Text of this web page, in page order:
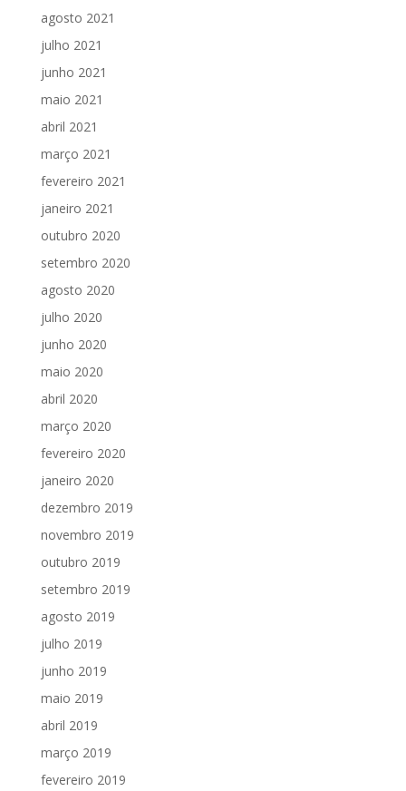
agosto 2021
julho 2021
junho 2021
maio 2021
abril 2021
março 2021
fevereiro 2021
janeiro 2021
outubro 2020
setembro 2020
agosto 2020
julho 2020
junho 2020
maio 2020
abril 2020
março 2020
fevereiro 2020
janeiro 2020
dezembro 2019
novembro 2019
outubro 2019
setembro 2019
agosto 2019
julho 2019
junho 2019
maio 2019
abril 2019
março 2019
fevereiro 2019